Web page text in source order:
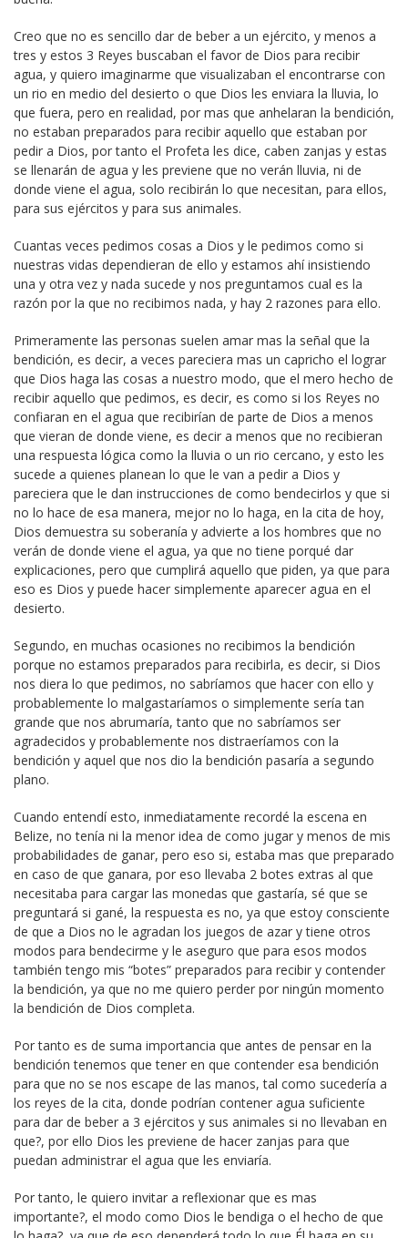
Creo que no es sencillo dar de beber a un ejército, y menos a
tres y estos 3 Reyes buscaban el favor de Dios para recibir
agua, y quiero imaginarme que visualizaban el encontrarse con
un rio en medio del desierto o que Dios les enviara la lluvia, lo
que fuera, pero en realidad, por mas que anhelaran la bendición,
no estaban preparados para recibir aquello que estaban por
pedir a Dios, por tanto el Profeta les dice, caben zanjas y estas
se llenarán de agua y les previene que no verán lluvia, ni de
donde viene el agua, solo recibirán lo que necesitan, para ellos,
para sus ejércitos y para sus animales.
Cuantas veces pedimos cosas a Dios y le pedimos como si
nuestras vidas dependieran de ello y estamos ahí insistiendo
una y otra vez y nada sucede y nos preguntamos cual es la
razón por la que no recibimos nada, y hay 2 razones para ello.
Primeramente las personas suelen amar mas la señal que la
bendición, es decir, a veces pareciera mas un capricho el lograr
que Dios haga las cosas a nuestro modo, que el mero hecho de
recibir aquello que pedimos, es decir, es como si los Reyes no
confiaran en el agua que recibirían de parte de Dios a menos
que vieran de donde viene, es decir a menos que no recibieran
una respuesta lógica como la lluvia o un rio cercano, y esto les
sucede a quienes planean lo que le van a pedir a Dios y
pareciera que le dan instrucciones de como bendecirlos y que si
no lo hace de esa manera, mejor no lo haga, en la cita de hoy,
Dios demuestra su soberanía y advierte a los hombres que no
verán de donde viene el agua, ya que no tiene porqué dar
explicaciones, pero que cumplirá aquello que piden, ya que para
eso es Dios y puede hacer simplemente aparecer agua en el
desierto.
Segundo, en muchas ocasiones no recibimos la bendición
porque no estamos preparados para recibirla, es decir, si Dios
nos diera lo que pedimos, no sabríamos que hacer con ello y
probablemente lo malgastaríamos o simplemente sería tan
grande que nos abrumaría, tanto que no sabríamos ser
agradecidos y probablemente nos distraeríamos con la
bendición y aquel que nos dio la bendición pasaría a segundo
plano.
Cuando entendí esto, inmediatamente recordé la escena en
Belize, no tenía ni la menor idea de como jugar y menos de mis
probabilidades de ganar, pero eso si, estaba mas que preparado
en caso de que ganara, por eso llevaba 2 botes extras al que
necesitaba para cargar las monedas que gastaría, sé que se
preguntará si gané, la respuesta es no, ya que estoy consciente
de que a Dios no le agradan los juegos de azar y tiene otros
modos para bendecirme y le aseguro que para esos modos
también tengo mis “botes” preparados para recibir y contender
la bendición, ya que no me quiero perder por ningún momento
la bendición de Dios completa.
Por tanto es de suma importancia que antes de pensar en la
bendición tenemos que tener en que contender esa bendición
para que no se nos escape de las manos, tal como sucedería a
los reyes de la cita, donde podrían contener agua suficiente
para dar de beber a 3 ejércitos y sus animales si no llevaban en
que?, por ello Dios les previene de hacer zanjas para que
puedan administrar el agua que les enviaría.
Por tanto, le quiero invitar a reflexionar que es mas
importante?, el modo como Dios le bendiga o el hecho de que